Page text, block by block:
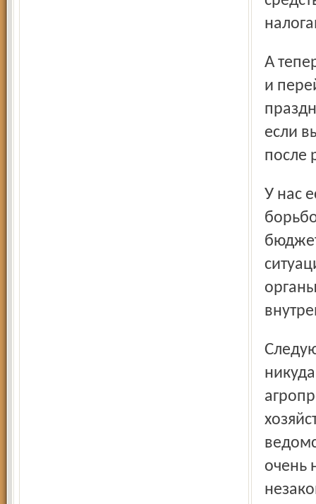
А теперь я всё же хочу отойти от налоговых преступлений
и
если
после
У нас есть три профильных отдела: один занимается
Следующие направления нашей работы (от этого мы
очень